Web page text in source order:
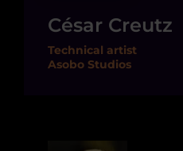
César Creutz
Technical artist
Asobo Studios